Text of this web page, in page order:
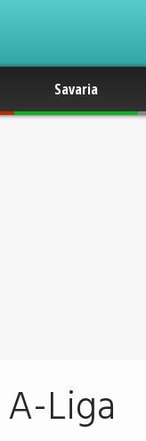
Savaria
Liga